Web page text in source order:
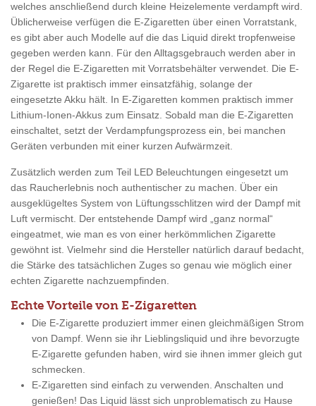
welches anschließend durch kleine Heizelemente verdampft wird.
Üblicherweise verfügen die E-Zigaretten über einen Vorratstank,
es gibt aber auch Modelle auf die das Liquid direkt tropfenweise
gegeben werden kann. Für den Alltagsgebrauch werden aber in
der Regel die E-Zigaretten mit Vorratsbehälter verwendet. Die E-
Zigarette ist praktisch immer einsatzfähig, solange der
eingesetzte Akku hält. In E-Zigaretten kommen praktisch immer
Lithium-Ionen-Akkus zum Einsatz. Sobald man die E-Zigaretten
einschaltet, setzt der Verdampfungsprozess ein, bei manchen
Geräten verbunden mit einer kurzen Aufwärmzeit.
Zusätzlich werden zum Teil LED Beleuchtungen eingesetzt um
das Raucherlebnis noch authentischer zu machen. Über ein
ausgeklügeltes System von Lüftungsschlitzen wird der Dampf mit
Luft vermischt. Der entstehende Dampf wird „ganz normal“
eingeatmet, wie man es von einer herkömmlichen Zigarette
gewöhnt ist. Vielmehr sind die Hersteller natürlich darauf bedacht,
die Stärke des tatsächlichen Zuges so genau wie möglich einer
echten Zigarette nachzuempfinden.
Echte Vorteile von E-Zigaretten
Die E-Zigarette produziert immer einen gleichmäßigen Strom
von Dampf. Wenn sie ihr Lieblingsliquid und ihre bevorzugte
E-Zigarette gefunden haben, wird sie ihnen immer gleich gut
schmecken.
E-Zigaretten sind einfach zu verwenden. Anschalten und
genießen! Das Liquid lässt sich unproblematisch zu Hause